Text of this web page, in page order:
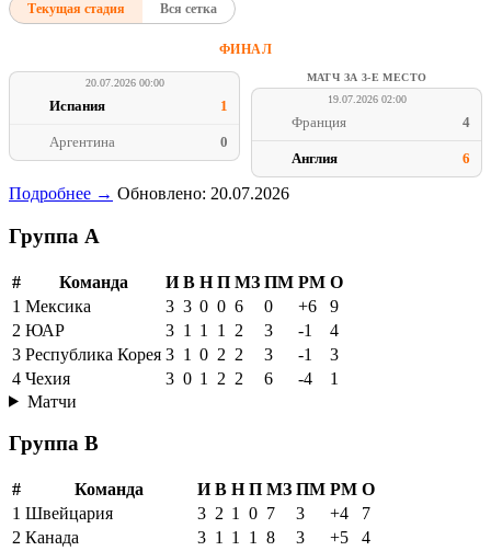
Текущая стадия Вся сетка
ФИНАЛ
20.07.2026 00:00
Испания 1
Аргентина 0
МАТЧ ЗА 3-Е МЕСТО
19.07.2026 02:00
Франция 4
Англия 6
Подробнее → Обновлено: 20.07.2026
Группа A
# Команда И В Н П МЗ ПМ РМ О
1 Мексика 3 3 0 0 6 0 +6
9
2 ЮАР 3 1 1 1 2 3 -1
4
3 Республика Корея 3 1 0 2 2 3 -1
3
4 Чехия 3 0 1 2 2 6 -4
1
Матчи
Группа B
# Команда И В Н П МЗ ПМ РМ О
1 Швейцария 3 2 1 0 7 3 +4
7
2 Канада 3 1 1 1 8 3 +5
4